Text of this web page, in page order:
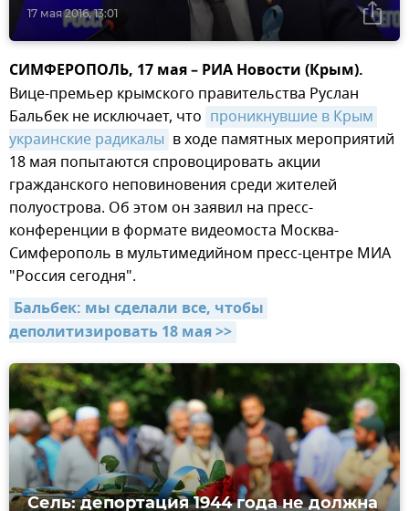
17 мая 2016, 13:01
СИМФЕРОПОЛЬ, 17 мая – РИА Новости (Крым).
Вице-премьер крымского правительства Руслан
Бальбек не исключает, что проникнувшие в Крым
украинские радикалы в ходе памятных мероприятий
18 мая попытаются спровоцировать акции
гражданского неповиновения среди жителей
полуострова. Об этом он заявил на пресс-
конференции в формате видеомоста Москва-
Симферополь в мультимедийном пресс-центре МИА
"Россия сегодня".
Бальбек: мы сделали все, чтобы
деполитизировать 18 мая >>
Сель: депортация 1944 года не должна